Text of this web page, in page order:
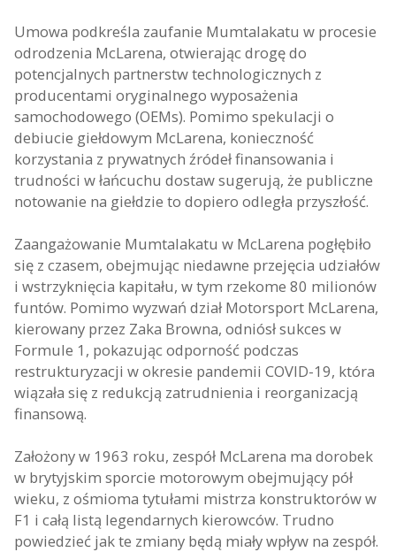
Umowa podkreśla zaufanie Mumtalakatu w procesie
odrodzenia McLarena, otwierając drogę do
potencjalnych partnerstw technologicznych z
producentami oryginalnego wyposażenia
samochodowego (OEMs). Pomimo spekulacji o
debiucie giełdowym McLarena, konieczność
korzystania z prywatnych źródeł finansowania i
trudności w łańcuchu dostaw sugerują, że publiczne
notowanie na giełdzie to dopiero odległa przyszłość.
Zaangażowanie Mumtalakatu w McLarena pogłębiło
się z czasem, obejmując niedawne przejęcia udziałów
i wstrzyknięcia kapitału, w tym rzekome 80 milionów
funtów. Pomimo wyzwań dział Motorsport McLarena,
kierowany przez Zaka Browna, odniósł sukces w
Formule 1, pokazując odporność podczas
restrukturyzacji w okresie pandemii COVID-19, która
wiązała się z redukcją zatrudnienia i reorganizacją
finansową.
Założony w 1963 roku, zespół McLarena ma dorobek
w brytyjskim sporcie motorowym obejmujący pół
wieku, z ośmioma tytułami mistrza konstruktorów w
F1 i całą listą legendarnych kierowców. Trudno
powiedzieć jak te zmiany będą miały wpływ na zespół.